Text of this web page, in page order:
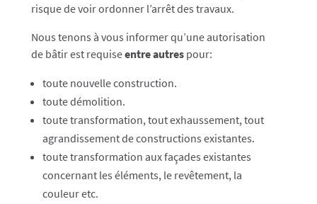
risque de voir ordonner l’arrêt des travaux.
Nous tenons à vous informer qu’une autorisation
de bâtir est requiseentre autrespour:
toute nouvelle construction.
toute démolition.
toute transformation, tout exhaussement, tout
agrandissement de constructions existantes.
toute transformation aux façades existantes
concernant les éléments, le revêtement, la
couleur etc.